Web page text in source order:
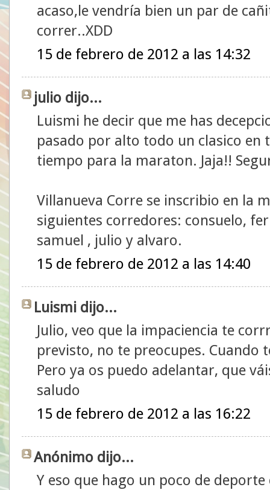
acaso,le vendría bien un par de
correr..XDD
15 de febrero de 2012 a las 14:32
julio dijo...
Luismi he decir que me has
pasado por alto todo un clasico
tiempo para la maraton. Jaja!!
Villanueva Corre se inscribio en la
siguientes corredores: consuelo,
samuel , julio y alvaro.
15 de febrero de 2012 a las 14:40
Luismi dijo...
Julio, veo que la impaciencia te
previsto, no te preocupes.
Pero ya os puedo adelantar, que
saludo
15 de febrero de 2012 a las 16:22
Anónimo dijo...
Y eso que hago un poco de